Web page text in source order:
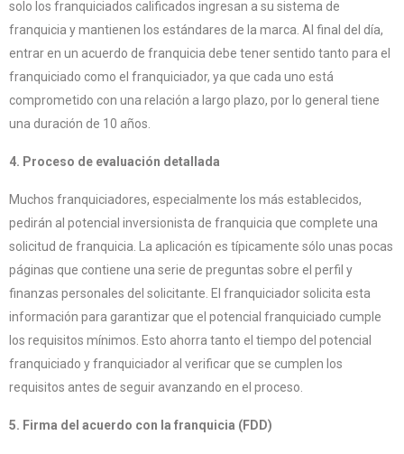
solo los franquiciados calificados ingresan a su sistema de
franquicia y mantienen los estándares de la marca. Al final del día,
entrar en un acuerdo de franquicia debe tener sentido tanto para el
franquiciado como el franquiciador, ya que cada uno está
comprometido con una relación a largo plazo, por lo general tiene
una duración de 10 años.
4. Proceso de evaluación detallada
Muchos franquiciadores, especialmente los más establecidos,
pedirán al potencial inversionista de franquicia que complete una
solicitud de franquicia. La aplicación es típicamente sólo unas pocas
páginas que contiene una serie de preguntas sobre el perfil y
finanzas personales del solicitante. El franquiciador solicita esta
información para garantizar que el potencial franquiciado cumple
los requisitos mínimos. Esto ahorra tanto el tiempo del potencial
franquiciado y franquiciador al verificar que se cumplen los
requisitos antes de seguir avanzando en el proceso.
5. Firma del acuerdo con la franquicia (FDD)